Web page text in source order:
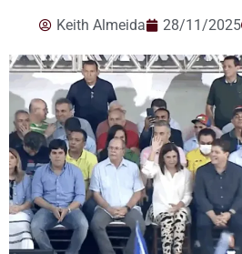
Keith Almeida 28/11/2025